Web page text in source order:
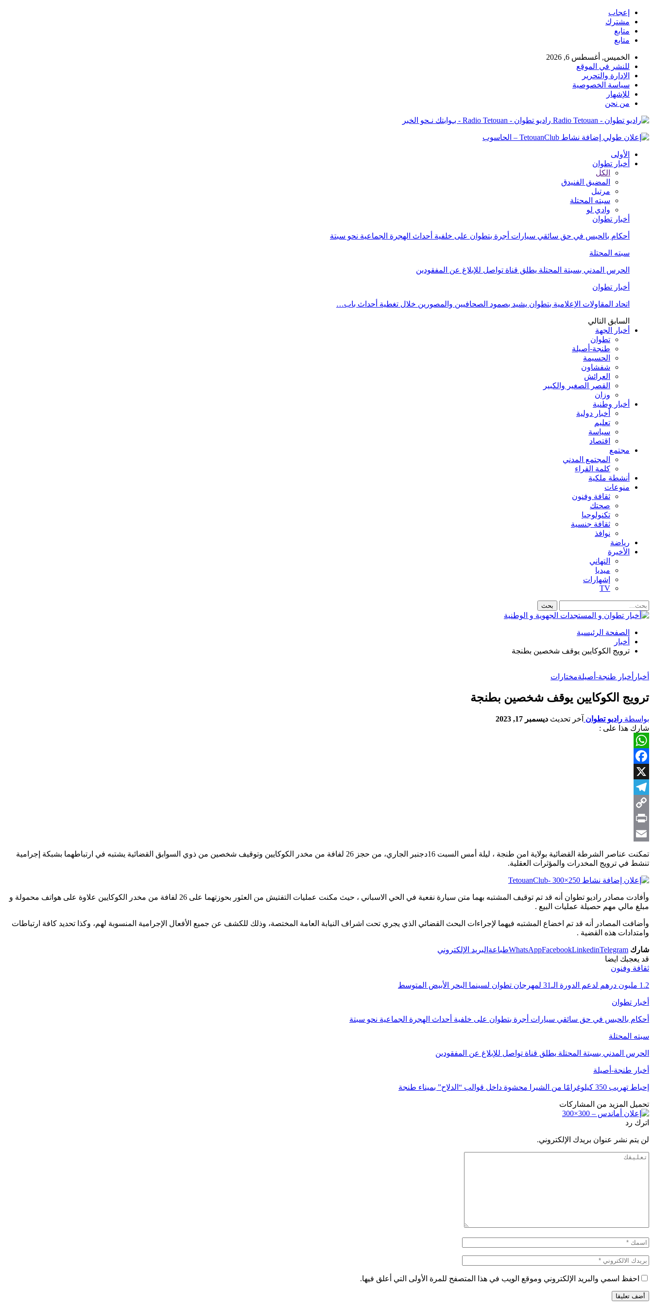
إعجاب
مشترك
متابع
متابع
الخميس, أغسطس 6, 2026
للنشر في الموقع
الإدارة والتحرير
سياسة الخصوصية
للإشهار
من نحن
راديو تطوان - Radio Tetouan - بـوابتك نـحو الخبر
الأولى
أخبار تطوان
الكل
المضيق الفنيدق
مرتيل
سبته المحتلة
وادي لو
أخبار تطوان
أحكام بالحبس في حق سائقي سيارات أجرة بتطوان على خلفية أحداث الهجرة الجماعية نحو سبتة
سبته المحتلة
الحرس المدني بسبتة المحتلة يطلق قناة تواصل للإبلاغ عن المفقودين
أخبار تطوان
اتحاد المقاولات الإعلامية بتطوان يشيد بصمود الصحافيين والمصورين خلال تغطية أحداث باب…
السابق التالي
أخبار الجهة
تطوان
طنجة-أصيلة
الحسيمة
شفشاون
العرائش
القصر الصغير والكبير
وزان
أخبار وطنية
أخبار دولية
تعليم
سياسة
اقتصاد
مجتمع
المجتمع المدني
كلمة القراء
أنشطة ملكية
منوعات
ثقافة وفنون
صحتك
تكنولوجيا
ثقافة جنسية
نوافذ
رياضة
الأخيرة
التهاني
ميديا
إشهارات
TV
الصفحة الرئيسية
أخبار
ترويج الكوكايين يوقف شخصين بطنجة
أخبار أخبار طنجة-أصيلةمختارات
ترويج الكوكايين يوقف شخصين بطنجة
بواسطة راديو تطوان آخر تحديث ديسمبر 17, 2023
شارك هذا على :
WhatsApp
Facebook
X
Telegram
Copy
Link
Print
Email
تمكنت عناصر الشرطة القضائية بولاية امن طنجة ، ليلة أمس السبت 16دجنبر الجاري، من حجز 26 لفافة من مخدر الكوكايين وتوقيف شخصين من ذوي السوابق القضائية يشتبه في ارتباطهما بشبكة إجرامية
تنشط في ترويج المخدرات والمؤثرات العقلية.
وأفادت مصادر راديو تطوان أنه قد تم توقيف المشتبه بهما متن سيارة نفعية في الحي الاسباني ، حيث مكنت عمليات التفتيش من العثور بحوزتهما على 26 لفافة من مخدر الكوكايين علاوة على هواتف محمولة و
مبلغ مالي مهم حصيلة عمليات البيع .
وأضافت المصادر أنه قد تم اخضاع المشتبه فيهما لإجراءات البحث القضائي الذي يجري تحت اشراف النيابة العامة المختصة، وذلك للكشف عن جميع الأفعال الإجرامية المنسوبة لهم، وكذا تحديد كافة ارتباطات
وامتدادات هذه القضية .
شارك WhatsAppFacebookLinkedinTelegram طباعة البريد الإلكتروني
قد يعجبك ايضا
ثقافة وفنون
1.2 مليون درهم لدعم الدورة الـ31 لمهرجان تطوان لسينما البحر الأبيض المتوسط
أخبار تطوان
أحكام بالحبس في حق سائقي سيارات أجرة بتطوان على خلفية أحداث الهجرة الجماعية نحو سبتة
سبته المحتلة
الحرس المدني بسبتة المحتلة يطلق قناة تواصل للإبلاغ عن المفقودين
أخبار طنجة-أصيلة
إحباط تهريب 350 كيلوغرامًا من الشيرا محشوة داخل قوالب “الدلاح” بميناء طنجة
تحميل المزيد من المشاركات
اترك رد
لن يتم نشر عنوان بريدك الإلكتروني.
احفظ اسمي والبريد الإلكتروني وموقع الويب في هذا المتصفح للمرة الأولى التي أعلق فيها.